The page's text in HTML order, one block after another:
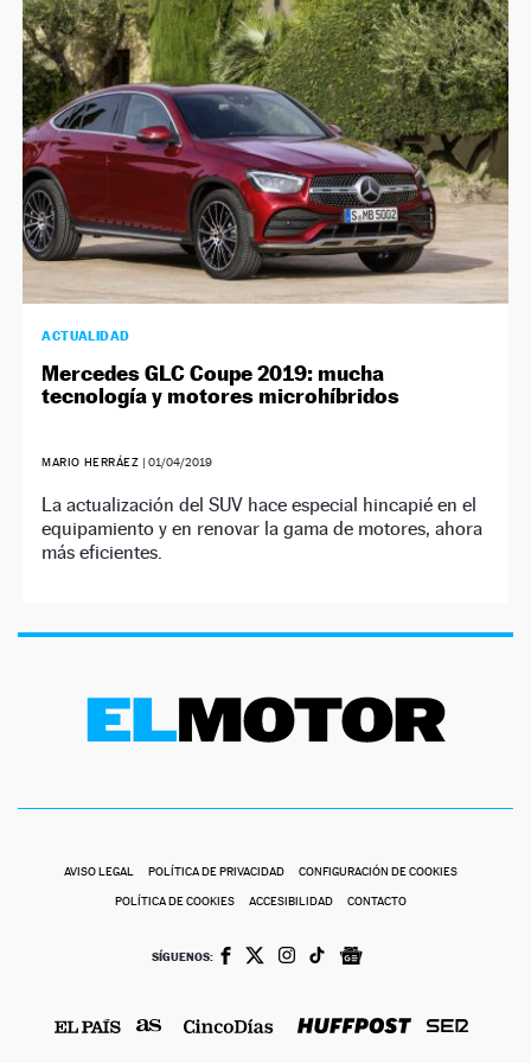
NEWSLETTER
SÍGUENOS
ACTUALIDAD
Mercedes GLC Coupe 2019: mucha
tecnología y motores microhíbridos
MARIO HERRÁEZ | 01/04/2019
La actualización del SUV hace especial hincapié en el
equipamiento y en renovar la gama de motores, ahora
más eficientes.
AVISO LEGAL POLÍTICA DE PRIVACIDAD CONFIGURACIÓN DE COOKIES
POLÍTICA DE COOKIES ACCESIBILIDAD CONTACTO
SÍGUENOS: